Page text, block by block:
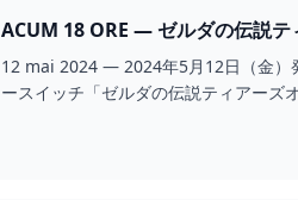
ACUM 18 ORE — ゼルダの伝説テ
12 mai 2024 — 2024年5月12日（金）
ースイッチ「ゼルダの伝説ティアーズ